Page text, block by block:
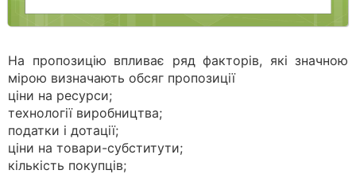
На пропозицію впливає ряд факторів, які значною
мірою визначають обсяг пропозиції
ціни на ресурси;
технології виробництва;
податки і дотації;
ціни на товари-субститути;
кількість покупців;